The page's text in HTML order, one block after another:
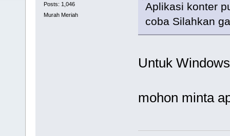
Posts: 1,046
Murah Meriah
Aplikasi konter
coba Silahkan
Untuk
mohon minta